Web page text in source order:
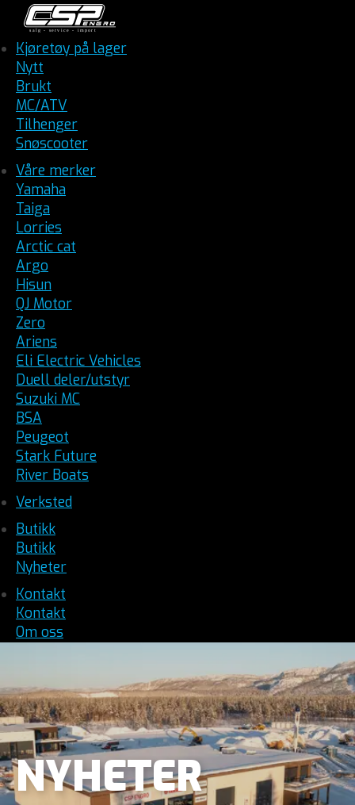
Kjøretøy på lager
Nytt
Brukt
MC/ATV
Tilhenger
Snøscooter
Våre merker
Yamaha
Taiga
Lorries
Arctic cat
Argo
Hisun
QJ Motor
Zero
Ariens
Eli Electric Vehicles
Duell deler/utstyr
Suzuki MC
BSA
Peugeot
Stark Future
River Boats
Verksted
Butikk
Butikk
Nyheter
Kontakt
Kontakt
Om oss
NYHETER